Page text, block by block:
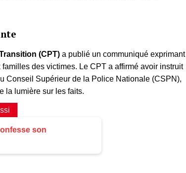
(CPT) a publié un communiqué exprimant
des victimes. Le CPT a affirmé avoir instruit
Conseil Supérieur de la Police Nationale (CSPN),
la lumière sur les faits.
son